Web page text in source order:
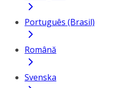
Português (Brasil)
Română
Svenska